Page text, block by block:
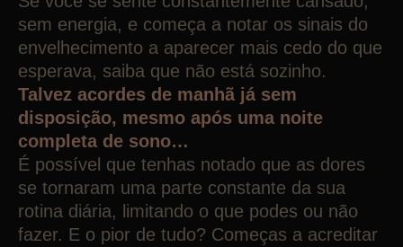
sem energia, e começa a notar os sinais do
envelhecimento a aparecer mais cedo do que
esperava, saiba que não está sozinho.
Talvez acordes de manhã já sem
disposição, mesmo após uma noite
completa de sono…
É possível que tenhas notado que as dores
se tornaram uma parte constante da sua
rotina diária, limitando o que podes ou não
fazer. E o pior de tudo? Começas a acreditar